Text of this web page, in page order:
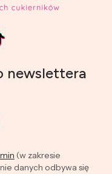
newslettera
(w zakresie
danych odbywa się